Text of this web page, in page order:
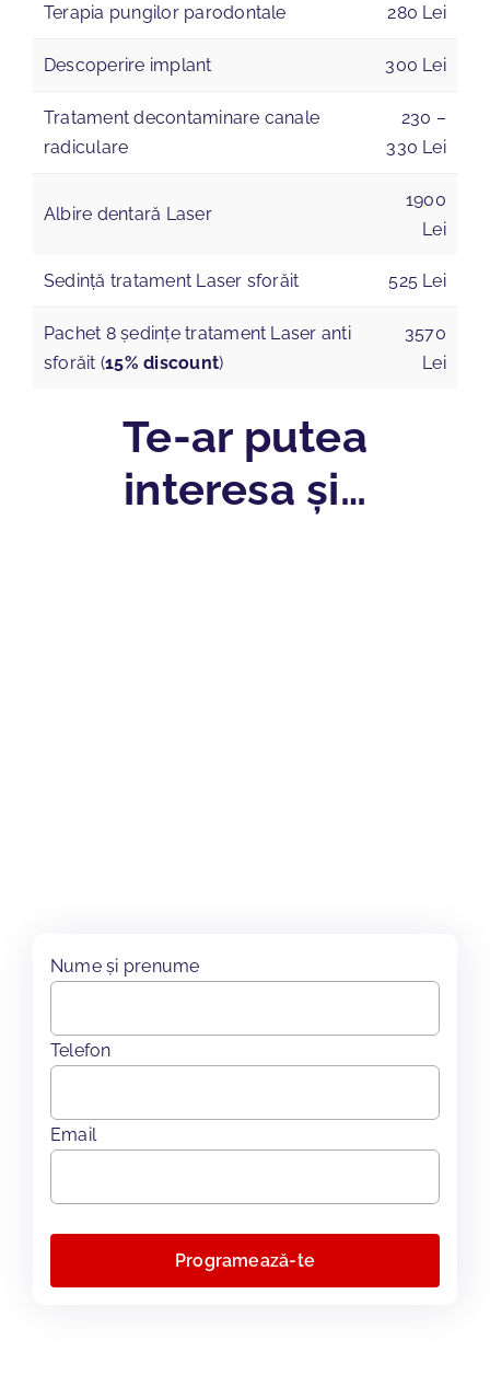
Terapia pungilor parodontale 280 Lei
Descoperire implant 300 Lei
Tratament decontaminare canale
radiculare
230 –
330 Lei
Albire dentară Laser
1900
Lei
Sedință tratament Laser sforăit 525 Lei
Pachet 8 ședințe tratament Laser anti
sforăit (15% discount)
3570
Lei
Te-ar putea
interesa și…
Nume și prenume
Telefon
Email